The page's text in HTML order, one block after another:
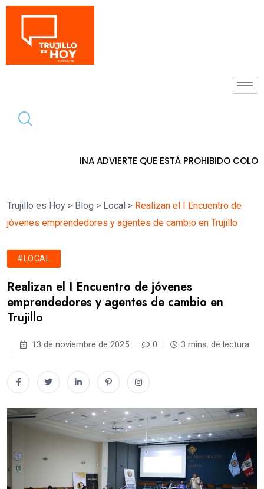
ADVIERTE QUE ESTÁ PROHIBIDO COLOCAR PANCARTAS Y
Trujillo es Hoy > Blog > Local > Realizan el I Encuentro de
jóvenes emprendedores y agentes de cambio en Trujillo
#LOCAL
Realizan el I Encuentro de jóvenes
emprendedores y agentes de cambio en
Trujillo
13 de noviembre de 2025 0 3 mins. de lectura